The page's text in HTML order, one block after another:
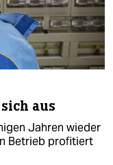
aus
Jahren wieder
Betrieb profitiert